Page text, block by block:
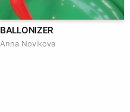
BALLONIZER
Аnna Novikova